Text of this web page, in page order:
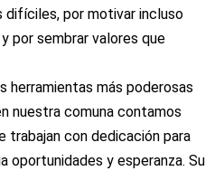
difíciles, por motivar incluso
por sembrar valores que
herramientas más poderosas
nuestra comuna contamos
trabajan con dedicación para
oportunidades y esperanza. Su